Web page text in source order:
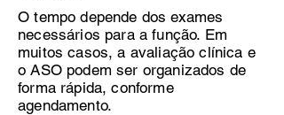
O tempo depende dos exames
necessários para a função. Em
muitos casos, a avaliação clínica e
o ASO podem ser organizados de
forma rápida, conforme
agendamento.